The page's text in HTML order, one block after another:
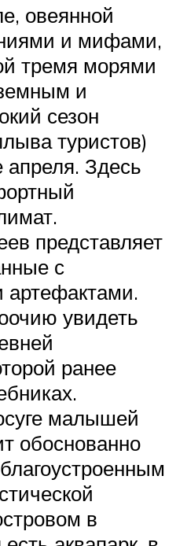
овеянной
и мифами,
тремя морями
и
сезон
туристов)
апреля. Здесь
представляет
с
артефактами.
увидеть
ранее
малышей
обоснованно
в